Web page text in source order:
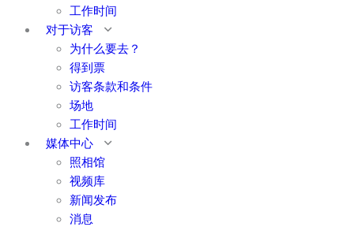
工作时间
对于访客
为什么要去？
得到票
访客条款和条件
场地
工作时间
媒体中心
照相馆
视频库
新闻发布
消息